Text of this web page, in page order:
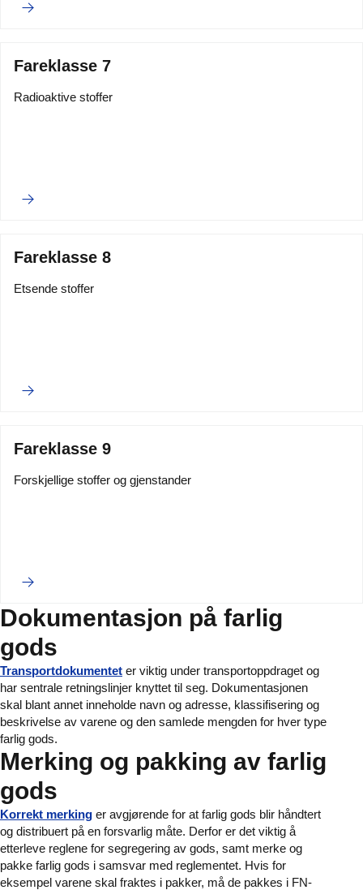
Fareklasse 7
Radioaktive stoffer
Fareklasse 8
Etsende stoffer
Fareklasse 9
Forskjellige stoffer og gjenstander
Dokumentasjon på farlig
gods
Transportdokumentet er viktig under transportoppdraget og
har sentrale retningslinjer knyttet til seg. Dokumentasjonen
skal blant annet inneholde navn og adresse, klassifisering og
beskrivelse av varene og den samlede mengden for hver type
farlig gods.
Merking og pakking av farlig
gods
Korrekt merking er avgjørende for at farlig gods blir håndtert
og distribuert på en forsvarlig måte. Derfor er det viktig å
etterleve reglene for segregering av gods, samt merke og
pakke farlig gods i samsvar med reglementet. Hvis for
eksempel varene skal fraktes i pakker, må de pakkes i FN-